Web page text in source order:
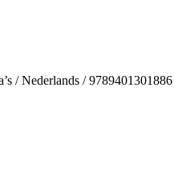
/ Nederlands / 9789401301886